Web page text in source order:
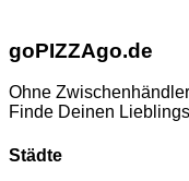
goPIZZAgo.de
Ohne
Finde Deinen
Städte